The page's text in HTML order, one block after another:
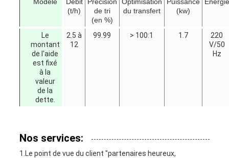
Modèle
Débit
(t/h)
Précision
de tri
(en %)
Optimisation
du transfert
Puissance
(kw)
Énergie
Le
montant
de l'aide
est fixé
à la
valeur
de la
dette.
2.5 à
12
99.99 > 100:1 1.7
220
V/50
Hz
Nos services:
1.Le point de vue du client "partenaires heureux,